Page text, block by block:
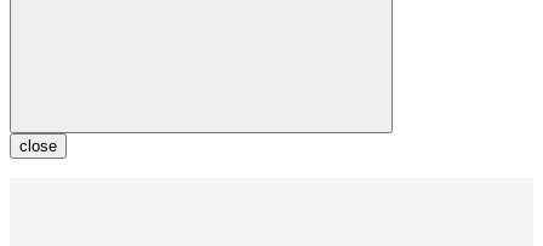
close